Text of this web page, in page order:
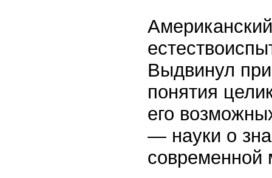
Выдвинул
понятия
его
— науки о
современной